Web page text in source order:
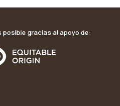
posible gracias al apoyo de: